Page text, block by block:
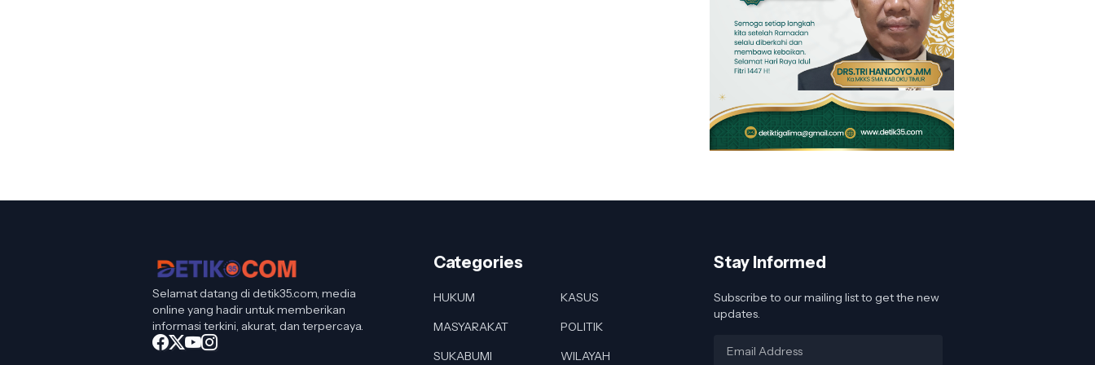
Selamat datang di detik35.com, media
online yang hadir untuk memberikan
informasi terkini, akurat, dan terpercaya.
Categories
HUKUM
KASUS
MASYARAKAT
POLITIK
SUKABUMI
WILAYAH
Stay Informed
Subscribe to our mailing list to get the new
updates.